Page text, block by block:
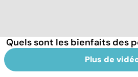
Quels sont les bienfaits des
Plus de